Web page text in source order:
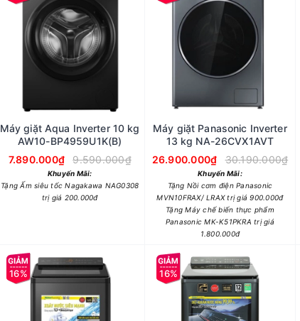
Máy giặt Aqua Inverter 10 kg
AW10-BP4959U1K(B)
7.890.000₫
9.590.000₫
Khuyến Mãi:
Tặng Ấm siêu tốc Nagakawa NAG0308
trị giá 200.000đ
Máy giặt Panasonic Inverter
13 kg NA-26CVX1AVT
26.900.000₫
30.190.000₫
Khuyến Mãi:
Tặng Nồi cơm điện Panasonic
MVN10FRAX/ LRAX trị giá 900.000đ
Tặng Máy chế biến thực phẩm
Panasonic MK-K51PKRA trị giá
1.800.000đ
16% 16%